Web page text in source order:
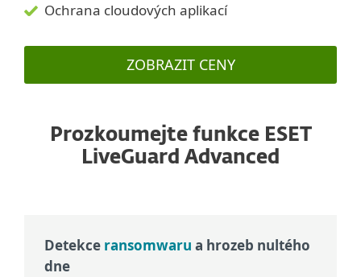
Ochrana cloudových aplikací
ZOBRAZIT CENY
Prozkoumejte funkce ESET
LiveGuard Advanced
Detekce ransomwaru a hrozeb nultého
dne